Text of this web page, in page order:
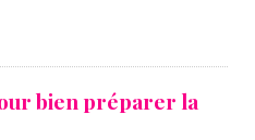
bien préparer la